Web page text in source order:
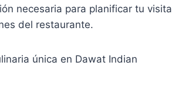
necesaria para planificar tu visita
del restaurante.
única en Dawat Indian